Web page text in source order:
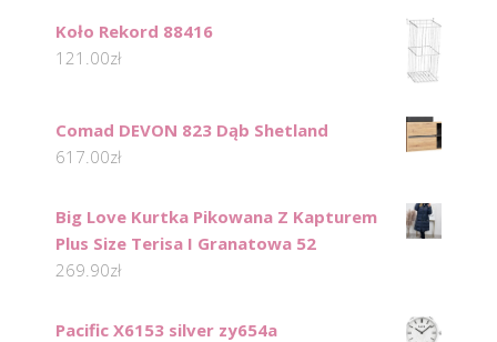
Koło Rekord 88416
121.00zł
Comad DEVON 823 Dąb Shetland
617.00zł
Big Love Kurtka Pikowana Z Kapturem
Plus Size Terisa I Granatowa 52
269.90zł
Pacific X6153 silver zy654a